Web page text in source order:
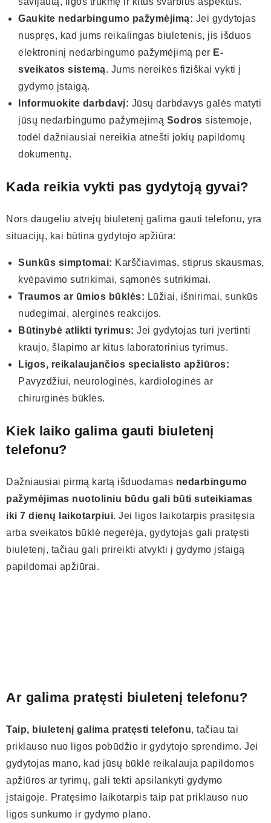
Gaukite nedarbingumo pažymėjimą: Jei gydytojas
nuspręs, kad jums reikalingas biuletenis, jis išduos
elektroninį nedarbingumo pažymėjimą per E-
sveikatos sistemą. Jums nereikės fiziškai vykti į
gydymo įstaigą.
Informuokite darbdavį: Jūsų darbdavys galės matyti
jūsų nedarbingumo pažymėjimą Sodros sistemoje,
todėl dažniausiai nereikia atnešti jokių papildomų
dokumentų.
Kada reikia vykti pas gydytoją gyvai?
Nors daugeliu atvejų biuletenį galima gauti telefonu, yra
situacijų, kai būtina gydytojo apžiūra:
Sunkūs simptomai: Karščiavimas, stiprus skausmas,
kvėpavimo sutrikimai, sąmonės sutrikimai.
Traumos ar ūmios būklės: Lūžiai, išnirimai, sunkūs
nudegimai, alerginės reakcijos.
Būtinybė atlikti tyrimus: Jei gydytojas turi įvertinti
kraujo, šlapimo ar kitus laboratorinius tyrimus.
Ligos, reikalaujančios specialisto apžiūros:
Pavyzdžiui, neurologinės, kardiologinės ar
chirurginės būklės.
Kiek laiko galima gauti biuletenį
telefonu?
Dažniausiai pirmą kartą išduodamas nedarbingumo
pažymėjimas nuotoliniu būdu gali būti suteikiamas
iki 7 dienų laikotarpiui. Jei ligos laikotarpis prasitęsia
arba sveikatos būklė negerėja, gydytojas gali pratęsti
biuletenį, tačiau gali prireikti atvykti į gydymo įstaigą
papildomai apžiūrai.
Ar galima pratęsti biuletenį telefonu?
Taip, biuletenį galima pratęsti telefonu, tačiau tai
priklauso nuo ligos pobūdžio ir gydytojo sprendimo. Jei
gydytojas mano, kad jūsų būklė reikalauja papildomos
apžiūros ar tyrimų, gali tekti apsilankyti gydymo
įstaigoje. Pratęsimo laikotarpis taip pat priklauso nuo
ligos sunkumo ir gydymo plano.